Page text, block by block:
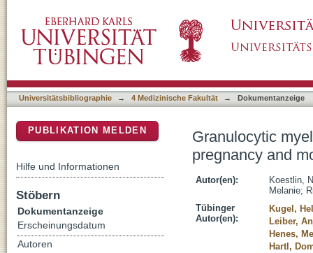
responses
Universitätsbibliographie → 4 Medizinische Fakultät → Dokumentanzeige
Granulocytic
pregnancy and
Autor(en):
Koestlin,
Melanie;
Tübinger
Autor(en):
Kugel,
Leiber,
Henes,
Hartl,
PUBLIKATION MELDEN
Hilfe und Informationen
Stöbern
Dokumentanzeige
Erscheinungsdatum
Autoren